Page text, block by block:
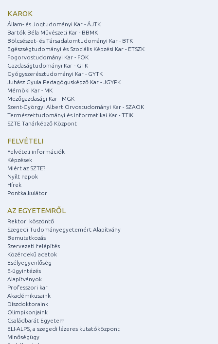
KAROK
Állam- és Jogtudományi Kar - ÁJTK
Bartók Béla Művészeti Kar - BBMK
Bölcsészet- és Társadalomtudományi Kar - BTK
Egészségtudományi és Szociális Képzési Kar - ETSZK
Fogorvostudományi Kar - FOK
Gazdaságtudományi Kar - GTK
Gyógyszerésztudományi Kar - GYTK
Juhász Gyula Pedagógusképző Kar - JGYPK
Mérnöki Kar - MK
Mezőgazdasági Kar - MGK
Szent-Györgyi Albert Orvostudományi Kar - SZAOK
Természettudományi és Informatikai Kar - TTIK
SZTE Tanárképző Központ
FELVÉTELI
Felvételi információk
Képzések
Miért az SZTE?
Nyílt napok
Hírek
Pontkalkulátor
AZ EGYETEMRŐL
Rektori köszöntő
Szegedi Tudományegyetemért Alapítvány
Bemutatkozás
Szervezeti felépítés
Közérdekű adatok
Esélyegyenlőség
E-ügyintézés
Alapítványok
Professzori kar
Akadémikusaink
Díszdoktoraink
Olimpikonjaink
Családbarát Egyetem
ELI-ALPS, a szegedi lézeres kutatóközpont
Minőségügy